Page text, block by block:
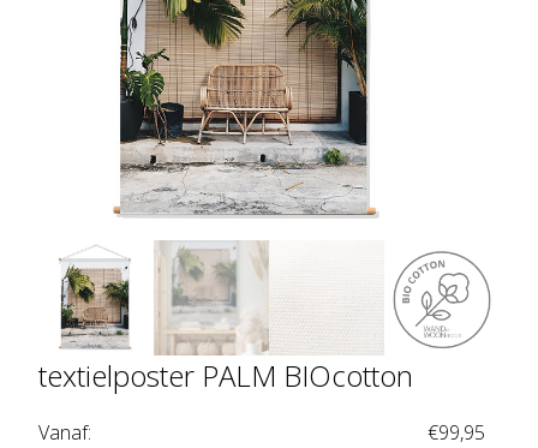
textielposter PALM BIOcotton
Vanaf: €99,95